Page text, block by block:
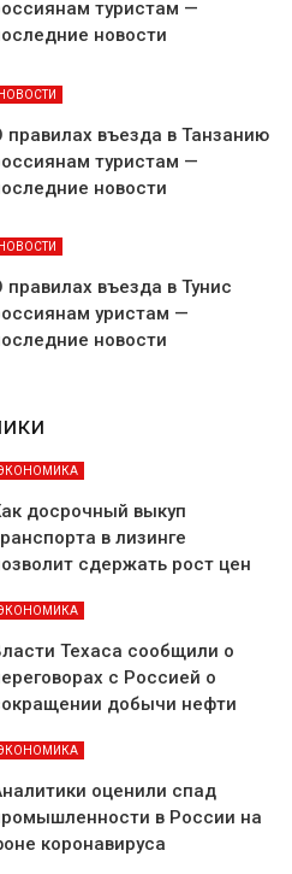
туристам —
новости
НОВОСТИ
правилах въезда в Танзанию
туристам —
новости
НОВОСТИ
правилах въезда в Тунис
уристам —
новости
досрочный выкуп
в лизинге
сдержать рост цен
Техаса сообщили о
с Россией о
добычи нефти
оценили спад
в России на
коронавируса